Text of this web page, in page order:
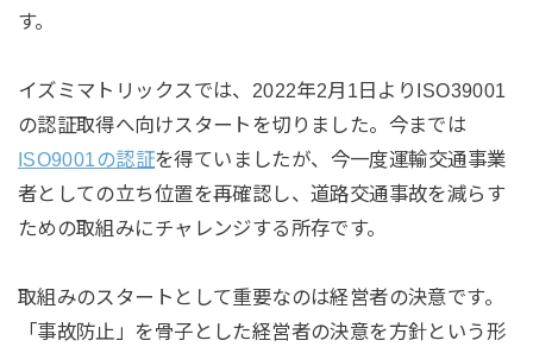
す。
イズミマトリックスでは、2022年2月1日よりISO39001
の認証取得へ向けスタートを切りました。今までは
ISO9001の認証を得ていましたが、今一度運輸交通事業
者としての立ち位置を再確認し、道路交通事故を減らす
ための取組みにチャレンジする所存です。
取組みのスタートとして重要なのは経営者の決意です。
「事故防止」を骨子とした経営者の決意を方針という形